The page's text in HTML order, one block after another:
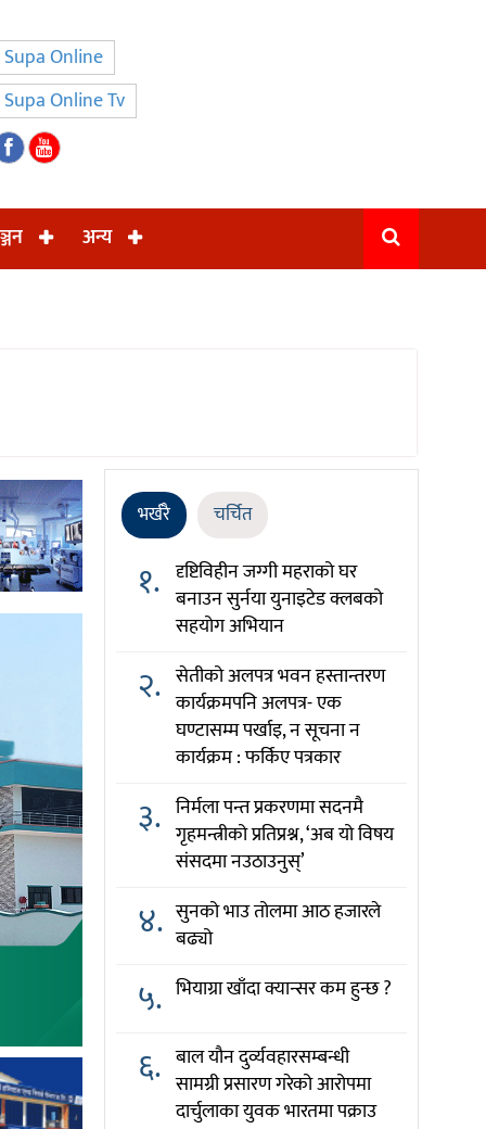
Supa Online
Supa Online Tv
अन्य
भर्खरै चर्चित
१. दृष्टिविहीन जग्गी महराको घर
बनाउन सुर्नया युनाइटेड क्लबको
सहयोग अभियान
२. सेतीको अलपत्र भवन हस्तान्तरण
कार्यक्रमपनि अलपत्र- एक
घण्टासम्म पर्खाइ, न सूचना न
कार्यक्रम : फर्किए पत्रकार
३. निर्मला पन्त प्रकरणमा सदनमै
गृहमन्त्रीको प्रतिप्रश्न, ‘अब यो विषय
संसदमा नउठाउनुस्’
४. सुनको भाउ तोलमा आठ हजारले
बढ्यो
५. भियाग्रा खाँदा क्यान्सर कम हुन्छ ?
६. बाल यौन दुर्व्यवहारसम्बन्धी
सामग्री प्रसारण गरेको आरोपमा
दार्चुलाका युवक भारतमा पक्राउ